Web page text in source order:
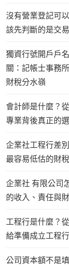
沒有營業登記可
該先判斷的是交
獨資行號開戶戶
關：記帳士事務
財稅分水嶺
會計師是什麼？
專業背後真正的
企業社工程行差
最容易低估的財
企業社 有限公司
的收入、責任與
工程行是什麼？
給準備成立工程
公司資本額不是